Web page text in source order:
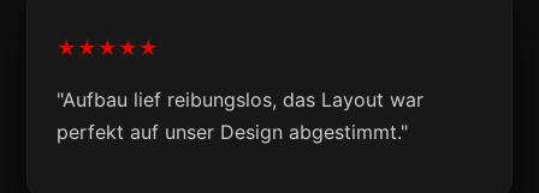
★★★★★
"Aufbau lief reibungslos, das Layout war
perfekt auf unser Design abgestimmt."